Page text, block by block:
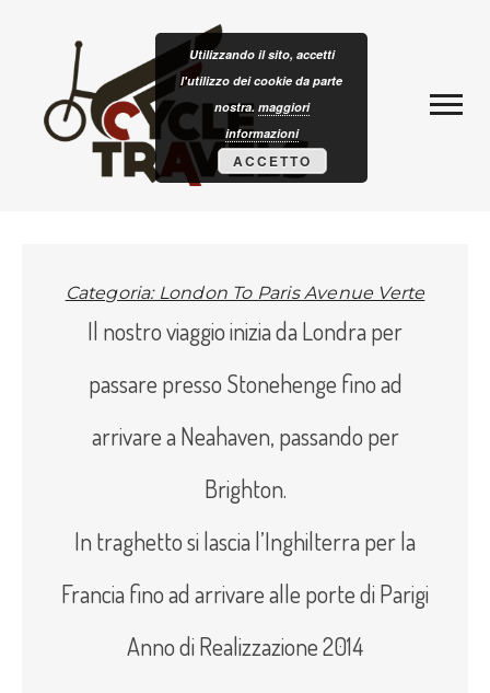
Categoria: London To Paris Avenue Verte
Il nostro viaggio inizia da Londra per
passare presso Stonehenge fino ad
arrivare a Neahaven, passando per
Brighton.
In traghetto si lascia l’Inghilterra per la
Francia fino ad arrivare alle porte di Parigi
Anno di Realizzazione 2014
Utilizzando il sito, accetti
l'utilizzo dei cookie da parte
nostra. maggiori
informazioni
ACCETTO